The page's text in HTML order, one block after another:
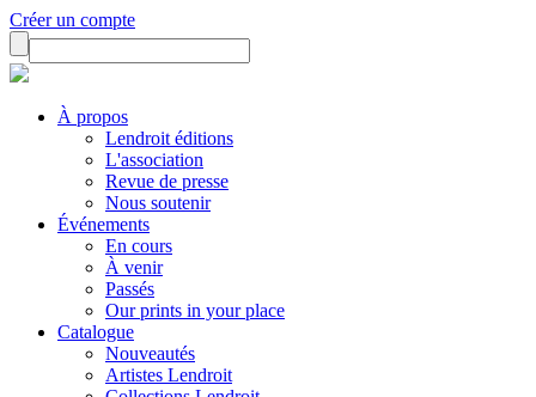
Créer un compte
À propos
Lendroit éditions
L'association
Revue de presse
Nous soutenir
Événements
En cours
À venir
Passés
Our prints in your place
Catalogue
Nouveautés
Artistes Lendroit